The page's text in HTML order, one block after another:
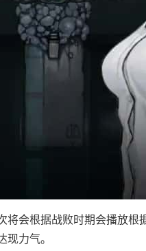
将会根据战败时期会播放
力气。